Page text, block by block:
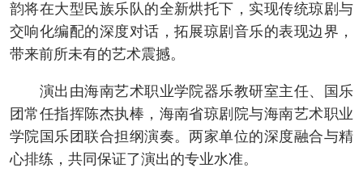
韵将在大型民族乐队的全新烘托下，实现传统琼剧与
交响化编配的深度对话，拓展琼剧音乐的表现边界，
带来前所未有的艺术震撼。
演出由海南艺术职业学院器乐教研室主任、国乐
团常任指挥陈杰执棒，海南省琼剧院与海南艺术职业
学院国乐团联合担纲演奏。两家单位的深度融合与精
心排练，共同保证了演出的专业水准。